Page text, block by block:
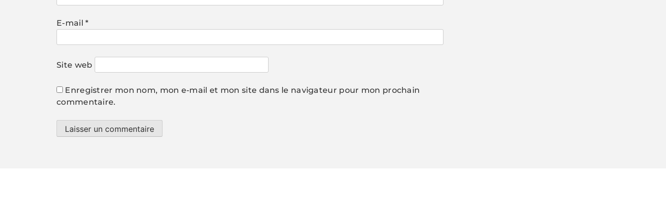
E-mail*
Site web
Enregistrer mon nom, mon e-mail et mon site dans le navigateur pour mon prochain
commentaire.